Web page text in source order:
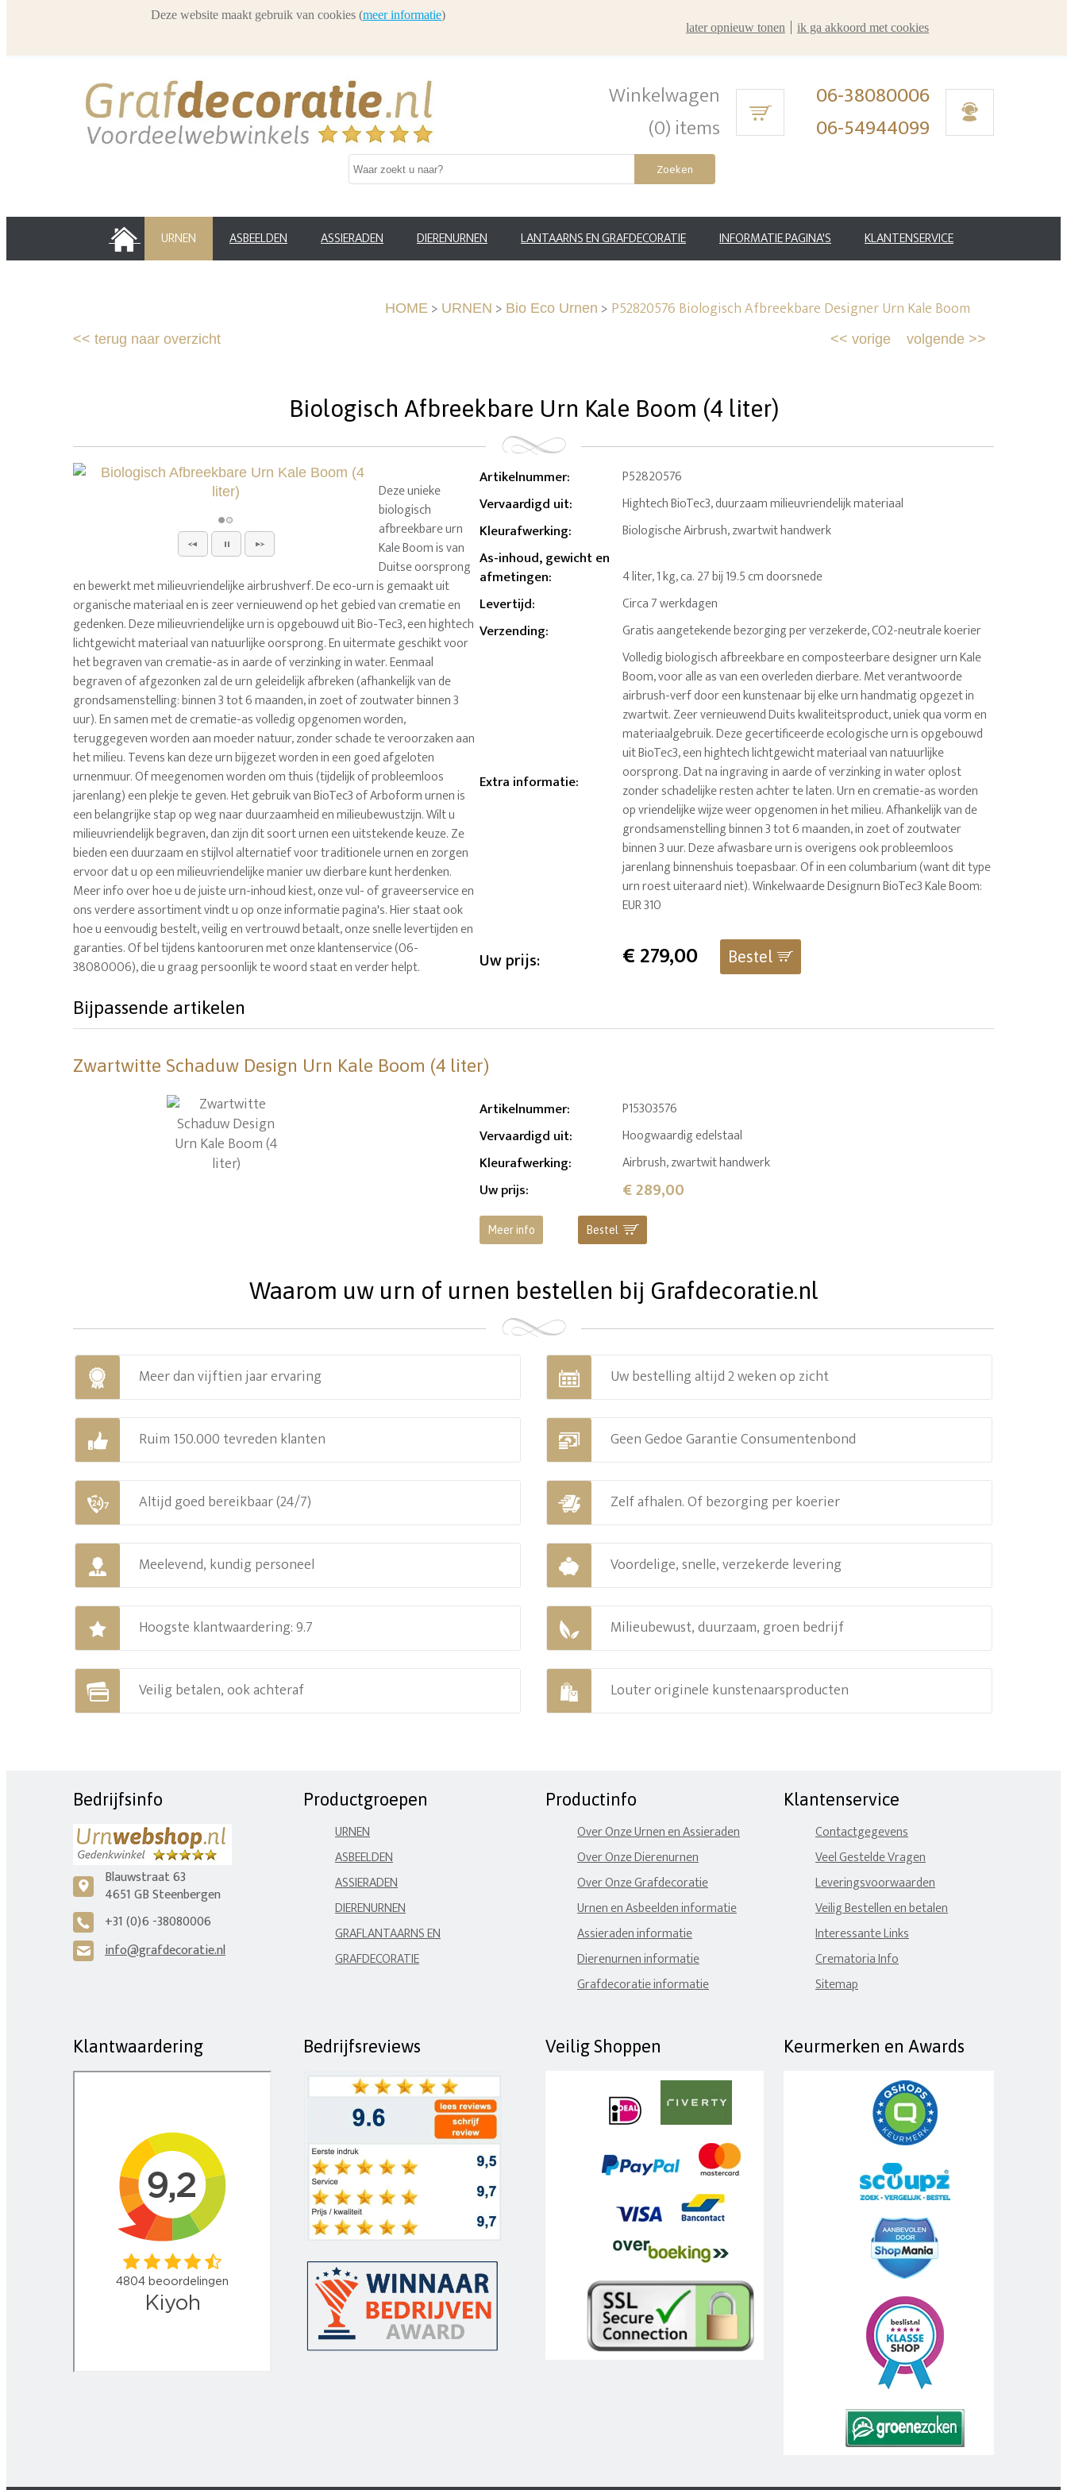
Winkelwagen
(0) items
06-38080006
06-54944099
Zoeken
HOME URNEN ASBEELDEN ASSIERADEN DIERENURNEN LANTAARNS EN GRAFDECORATIE INFORMATIE PAGINA'S KLANTENSERVICE
HOME > URNEN > Bio Eco Urnen > P52820576 Biologisch Afbreekbare Designer Urn Kale Boom
<< terug naar overzicht volgende >>
<< vorige
Biologisch Afbreekbare Urn Kale Boom (4 liter)
Artikelnummer: P52820576
Vervaardigd uit: Hightech BioTec3, duurzaam milieuvriendelijk materiaal
Kleurafwerking: Biologische Airbrush, zwartwit handwerk
As-inhoud, gewicht en
afmetingen: 4 liter, 1 kg, ca. 27 bij 19.5 cm doorsnede
Levertijd: Circa 7 werkdagen
Verzending: Gratis aangetekende bezorging per verzekerde, CO2-neutrale koerier
Extra informatie:
Volledig biologisch afbreekbare en composteerbare designer urn Kale
Boom, voor alle as van een overleden dierbare. Met verantwoorde
airbrush-verf door een kunstenaar bij elke urn handmatig opgezet in
zwartwit. Zeer vernieuwend Duits kwaliteitsproduct, uniek qua vorm en
materiaalgebruik. Deze gecertificeerde ecologische urn is opgebouwd
uit BioTec3, een hightech lichtgewicht materiaal van natuurlijke
oorsprong. Dat na ingraving in aarde of verzinking in water oplost
zonder schadelijke resten achter te laten. Urn en crematie-as worden
op vriendelijke wijze weer opgenomen in het milieu. Afhankelijk van de
grondsamenstelling binnen 3 tot 6 maanden, in zoet of zoutwater
binnen 3 uur. Deze afwasbare urn is overigens ook probleemloos
jarenlang binnenshuis toepasbaar. Of in een columbarium (want dit type
urn roest uiteraard niet). Winkelwaarde Designurn BioTec3 Kale Boom:
EUR 310
Uw prijs: €279,00 Bestel
Deze unieke
biologisch
afbreekbare urn
Kale Boom is van
Duitse oorsprong
en bewerkt met milieuvriendelijke airbrushverf. De eco-urn is gemaakt uit
organische materiaal en is zeer vernieuwend op het gebied van crematie en
gedenken. Deze milieuvriendelijke urn is opgebouwd uit Bio-Tec3, een hightech
lichtgewicht materiaal van natuurlijke oorsprong. En uitermate geschikt voor
het begraven van crematie-as in aarde of verzinking in water. Eenmaal
begraven of afgezonken zal de urn geleidelijk afbreken (afhankelijk van de
grondsamenstelling: binnen 3 tot 6 maanden, in zoet of zoutwater binnen 3
uur). En samen met de crematie-as volledig opgenomen worden,
teruggegeven worden aan moeder natuur, zonder schade te veroorzaken aan
het milieu. Tevens kan deze urn bijgezet worden in een goed afgeloten
urnenmuur. Of meegenomen worden om thuis (tijdelijk of probleemloos
jarenlang) een plekje te geven. Het gebruik van BioTec3 of Arboform urnen is
een belangrijke stap op weg naar duurzaamheid en milieubewustzijn. Wilt u
milieuvriendelijk begraven, dan zijn dit soort urnen een uitstekende keuze. Ze
bieden een duurzaam en stijlvol alternatief voor traditionele urnen en zorgen
ervoor dat u op een milieuvriendelijke manier uw dierbare kunt herdenken.
Meer info over hoe u de juiste urn-inhoud kiest, onze vul- of graveerservice en
ons verdere assortiment vindt u op onze informatie pagina's. Hier staat ook
hoe u eenvoudig bestelt, veilig en vertrouwd betaalt, onze snelle levertijden en
garanties. Of bel tijdens kantooruren met onze klantenservice (06-
38080006), die u graag persoonlijk te woord staat en verder helpt.
Bijpassende artikelen
Zwartwitte Schaduw Design Urn Kale Boom (4 liter)
Artikelnummer: P15303576
Vervaardigd uit: Hoogwaardig edelstaal
Kleurafwerking: Airbrush, zwartwit handwerk
Uw prijs: € 289,00
Meer info Bestel
Waarom uw urn of urnen bestellen bij Grafdecoratie.nl
Meer dan vijftien jaar ervaring Uw bestelling altijd 2 weken op zicht
Ruim 150.000 tevreden klanten Geen Gedoe Garantie Consumentenbond
Altijd goed bereikbaar (24/7) Zelf afhalen. Of bezorging per koerier
Meelevend, kundig personeel Voordelige, snelle, verzekerde levering
Hoogste klantwaardering: 9.7 Milieubewust, duurzaam, groen bedrijf
Veilig betalen, ook achteraf Louter originele kunstenaarsproducten
Bedrijfsinfo
c
Blauwstraat 63
4651 GB Steenbergen
A +31 (0)6 -38080006
H info@grafdecoratie.nl
Productgroepen
URNEN
ASBEELDEN
ASSIERADEN
DIERENURNEN
GRAFLANTAARNS EN
GRAFDECORATIE
Productinfo
Over Onze Urnen en Assieraden
Over Onze Dierenurnen
Over Onze Grafdecoratie
Urnen en Asbeelden informatie
Assieraden informatie
Dierenurnen informatie
Grafdecoratie informatie
Klantenservice
Contactgegevens
Veel Gestelde Vragen
Leveringsvoorwaarden
Veilig Bestellen en betalen
Interessante Links
Crematoria Info
Sitemap
Klantwaardering Bedrijfsreviews Veilig Shoppen Keurmerken en Awards
Deze website maakt gebruik van cookies (meer informatie)
later opnieuw tonen
ik ga akkoord met cookies